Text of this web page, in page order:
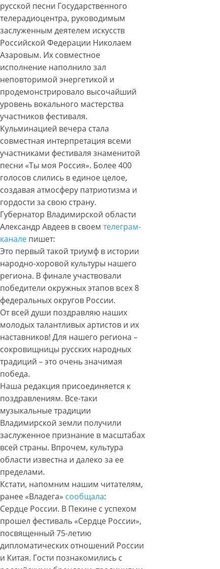
русской песни Государственного
телерадиоцентра, руководимым
заслуженным деятелем искусств
Российской Федерации Николаем
Азаровым. Их совместное
исполнение наполнило зал
неповторимой энергетикой и
продемонстрировало высочайший
уровень вокального мастерства
участников фестиваля.
Кульминацией вечера стала
совместная интерпретация всеми
участниками фестиваля знаменитой
песни «Ты моя Россия». Более 400
голосов слились в единое целое,
создавая атмосферу патриотизма и
гордости за свою страну.
Губернатор Владимирской области
Александр Авдеев в своем телеграм-
канале пишет:
Это первый такой триумф в истории
народно-хоровой культуры нашего
региона. В финале участвовали
победители окружных этапов всех 8
федеральных округов России.
От всей души поздравляю наших
молодых талантливых артистов и их
наставников! Для нашего региона –
сокровищницы русских народных
традиций – это очень значимая
победа.
Наша редакция присоединяется к
поздравлениям. Все-таки
музыкальные традиции
Владимирской земли получили
заслуженное признание в масштабах
всей страны. Впрочем, культура
области известна и далеко за ее
пределами.
Кстати, напомним нашим читателям,
ранее «Владега» сообщала:
Сердце России. В Пекине с успехом
прошел фестиваль «Сердце России»,
посвященный 75-летию
дипломатических отношений России
и Китая. Гости познакомились с